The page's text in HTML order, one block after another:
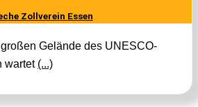
Zollverein Essen
Gelände des UNESCO-
wartet (...)